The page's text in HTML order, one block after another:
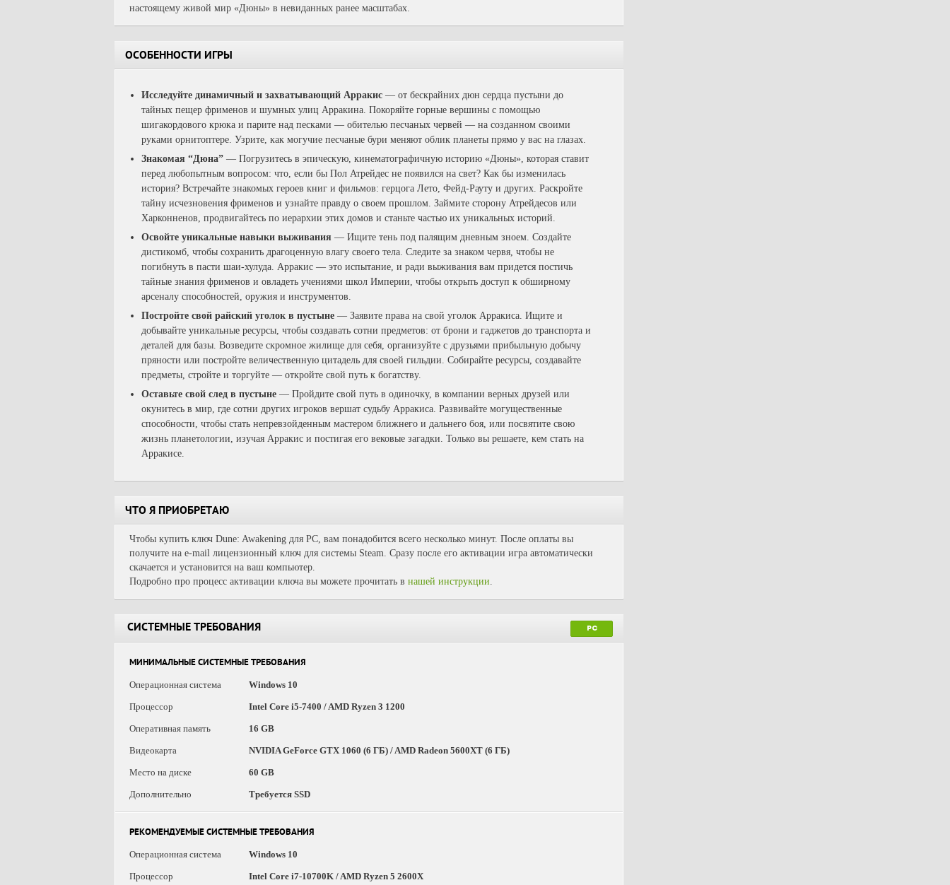
настоящему живой мир «Дюны» в невиданных ранее масштабах.
ОСОБЕННОСТИ ИГРЫ
Исследуйте динамичный и захватывающий Арракис — от бескрайних дюн сердца пустыни до
тайных пещер фрименов и шумных улиц Арракина. Покоряйте горные вершины с помощью
шигакордового крюка и парите над песками — обителью песчаных червей — на созданном своими
руками орнитоптере. Узрите, как могучие песчаные бури меняют облик планеты прямо у вас на глазах.
Знакомая “Дюна” — Погрузитесь в эпическую, кинематографичную историю «Дюны», которая ставит
перед любопытным вопросом: что, если бы Пол Атрейдес не появился на свет? Как бы изменилась
история? Встречайте знакомых героев книг и фильмов: герцога Лето, Фейд-Рауту и других. Раскройте
тайну исчезновения фрименов и узнайте правду о своем прошлом. Займите сторону Атрейдесов или
Харконненов, продвигайтесь по иерархии этих домов и станьте частью их уникальных историй.
Освойте уникальные навыки выживания — Ищите тень под палящим дневным зноем. Создайте
дистикомб, чтобы сохранить драгоценную влагу своего тела. Следите за знаком червя, чтобы не
погибнуть в пасти шаи-хулуда. Арракис — это испытание, и ради выживания вам придется постичь
тайные знания фрименов и овладеть учениями школ Империи, чтобы открыть доступ к обширному
арсеналу способностей, оружия и инструментов.
Постройте свой райский уголок в пустыне — Заявите права на свой уголок Арракиса. Ищите и
добывайте уникальные ресурсы, чтобы создавать сотни предметов: от брони и гаджетов до транспорта и
деталей для базы. Возведите скромное жилище для себя, организуйте с друзьями прибыльную добычу
пряности или постройте величественную цитадель для своей гильдии. Собирайте ресурсы, создавайте
предметы, стройте и торгуйте — откройте свой путь к богатству.
Оставьте свой след в пустыне — Пройдите свой путь в одиночку, в компании верных друзей или
окунитесь в мир, где сотни других игроков вершат судьбу Арракиса. Развивайте могущественные
способности, чтобы стать непревзойденным мастером ближнего и дальнего боя, или посвятите свою
жизнь планетологии, изучая Арракис и постигая его вековые загадки. Только вы решаете, кем стать на
Арракисе.
ЧТО Я ПРИОБРЕТАЮ
Чтобы купить ключ Dune: Awakening для PC, вам понадобится всего несколько минут. После оплаты вы
получите на e-mail лицензионный ключ для системы Steam. Сразу после его активации игра автоматически
скачается и установится на ваш компьютер.
Подробно про процесс активации ключа вы можете прочитать в нашей инструкции.
СИСТЕМНЫЕ ТРЕБОВАНИЯ PC
МИНИМАЛЬНЫЕ СИСТЕМНЫЕ ТРЕБОВАНИЯ
Операционная система
Windows 10
Процессор Intel Core i5-7400 / AMD Ryzen 3 1200
Оперативная память 16 GB
Видеокарта NVIDIA GeForce GTX 1060 (6 ГБ) / AMD Radeon 5600XT (6 ГБ)
Место на диске 60 GB
Дополнительно Требуется SSD
РЕКОМЕНДУЕМЫЕ СИСТЕМНЫЕ ТРЕБОВАНИЯ
Операционная система
Windows 10
Процессор Intel Core i7-10700K / AMD Ryzen 5 2600X